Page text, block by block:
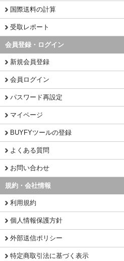
国際送料の計算
受取レポート
会員登録・ログイン
新規会員登録
会員ログイン
パスワード再設定
マイページ
BUYFYツールの登録
よくある質問
お問い合わせ
規約・会社情報
利用規約
個人情報保護方針
外部送信ポリシー
特定商取引法に基づく表示